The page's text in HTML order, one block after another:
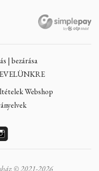
| bezárása
Webshop
© 2021-2026